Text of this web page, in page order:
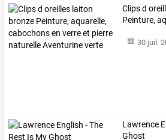
Clipsd
Peinture,
30 juil.
Lawrence
Ghost